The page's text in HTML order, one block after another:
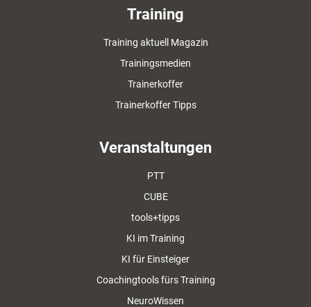
Training
Training aktuell Magazin
Trainingsmedien
Trainerkoffer
Trainerkoffer Tipps
Veranstaltungen
PTT
CUBE
tools+tipps
KI im Training
KI für Einsteiger
Coachingtools fürs Training
NeuroWissen